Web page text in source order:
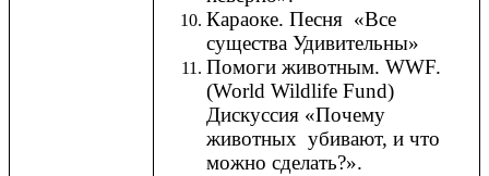
Караоке. Песня «Все
существа Удивительны»
Помоги животным. WWF.
(World Wildlife Fund)
Дискуссия «Почему
животных убивают, и что
можно сделать?».